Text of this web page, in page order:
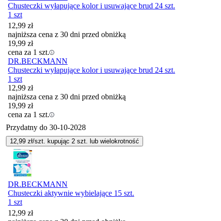
Chusteczki wyłapujące kolor i usuwające brud 24 szt.
1 szt
12,99 zł
najniższa cena z 30 dni przed obniżką
19,99 zł
cena za 1 szt.
DR.BECKMANN
Chusteczki wyłapujące kolor i usuwające brud 24 szt.
1 szt
12,99 zł
najniższa cena z 30 dni przed obniżką
19,99 zł
cena za 1 szt.
Przydatny do 30-10-2028
12,99 zł/szt. kupując 2 szt. lub wielokrotność
DR.BECKMANN
Chusteczki aktywnie wybielające 15 szt.
1 szt
12,99 zł